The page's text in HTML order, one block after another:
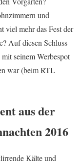
und
viel mehr das Fest der
Auf diesen Schluss
seinem Werbespot
war (beim RTL
aus der
2016
Kälte und